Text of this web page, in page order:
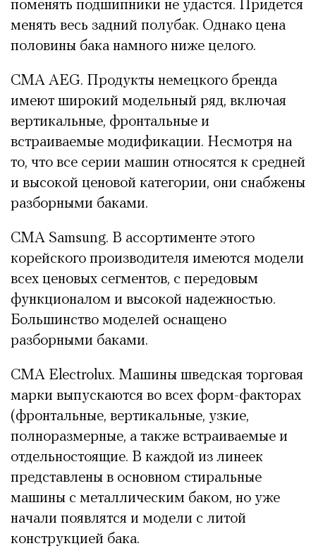
поменять подшипники не удастся. Придется
менять весь задний полубак. Однако цена
половины бака намного ниже целого.
СМА AEG. Продукты немецкого бренда
имеют широкий модельный ряд, включая
вертикальные, фронтальные и
встраиваемые модификации. Несмотря на
то, что все серии машин относятся к средней
и высокой ценовой категории, они снабжены
разборными баками.
СМА Samsung. В ассортименте этого
корейского производителя имеются модели
всех ценовых сегментов, с передовым
функционалом и высокой надежностью.
Большинство моделей оснащено
разборными баками.
СМА Electrolux. Машины шведская торговая
марки выпускаются во всех форм-факторах
(фронтальные, вертикальные, узкие,
полноразмерные, а также встраиваемые и
отдельностоящие. В каждой из линеек
представлены в основном стиральные
машины с металлическим баком, но уже
начали появлятся и модели с литой
конструкцией бака.